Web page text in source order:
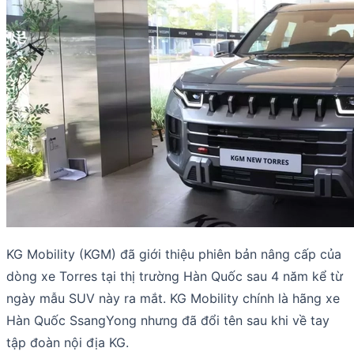
KG Mobility (KGM) đã giới thiệu phiên bản nâng cấp của
dòng xe Torres tại thị trường Hàn Quốc sau 4 năm kể từ
ngày mẫu SUV này ra mắt. KG Mobility chính là hãng xe
Hàn Quốc SsangYong nhưng đã đổi tên sau khi về tay
tập đoàn nội địa KG.